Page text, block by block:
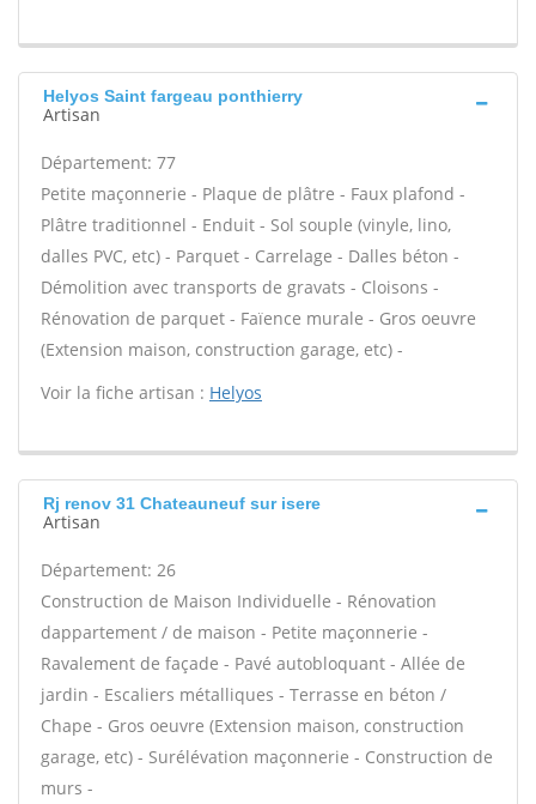
Helyos Saint fargeau ponthierry
Artisan
Département: 77
Petite maçonnerie - Plaque de plâtre - Faux plafond -
Plâtre traditionnel - Enduit - Sol souple (vinyle, lino,
dalles PVC, etc) - Parquet - Carrelage - Dalles béton -
Démolition avec transports de gravats - Cloisons -
Rénovation de parquet - Faïence murale - Gros oeuvre
(Extension maison, construction garage, etc) -
Voir la fiche artisan : Helyos
Rj renov 31 Chateauneuf sur isere
Artisan
Département: 26
Construction de Maison Individuelle - Rénovation
dappartement / de maison - Petite maçonnerie -
Ravalement de façade - Pavé autobloquant - Allée de
jardin - Escaliers métalliques - Terrasse en béton /
Chape - Gros oeuvre (Extension maison, construction
garage, etc) - Surélévation maçonnerie - Construction de
murs -